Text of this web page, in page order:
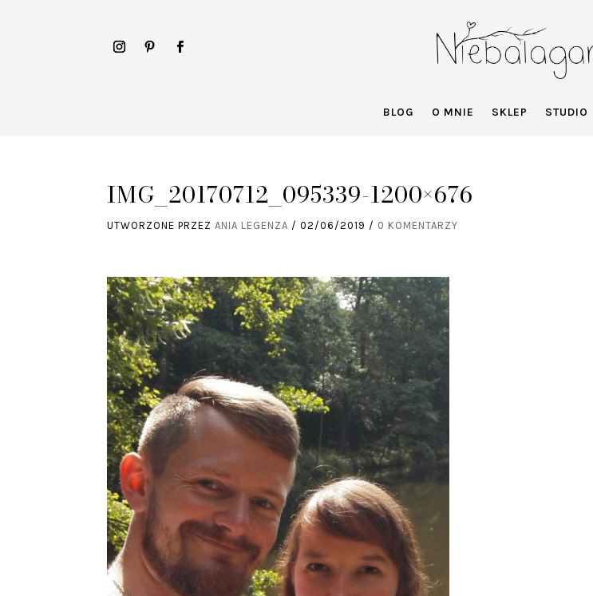
BLOG O MNIE SKLEP STUDIO
IMG_20170712_095339-1200×676
UTWORZONE PRZEZANIA LEGENZA /02/06/2019 / 0 KOMENTARZY